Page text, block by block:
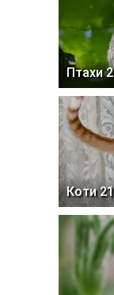
Птахи
Коти